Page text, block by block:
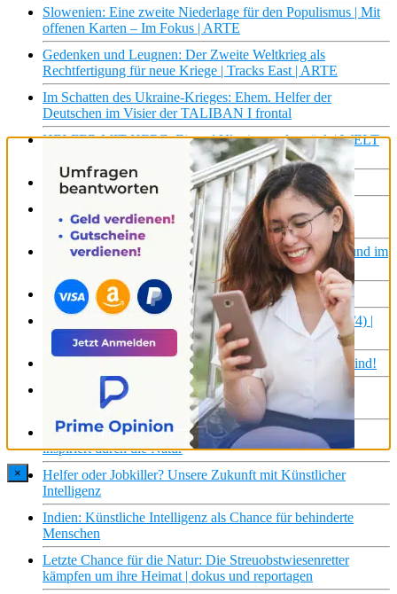
Slowenien: Eine zweite Niederlage für den Populismus | Mit
offenen Karten – Im Fokus | ARTE
Gedenken und Leugnen: Der Zweite Weltkrieg als
Rechtfertigung für neue Kriege | Tracks East | ARTE
Im Schatten des Ukraine-Krieges: Ehem. Helfer der
Deutschen im Visier der TALIBAN I frontal
HELFER MIT HERZ: Einmal Ukraine und zurück | WELT
Hitlers Helfer vor Gericht | ZDF-History
Sommer-Hotspot Badesee – Helfer an heißen Tagen |
Werktags Helden | SWR Doku
Monkey Helpers: Affe als Helfer & ziemlich bester Freund im
Alltag | Galileo | ProSieben
Zurück ins Leben – mein Hund als Helfer | SWR Doku
Die Kinder von Lügde: Kein Freund und Helfer (Teil 3/4) |
ZDFinfo Doku
Mr. Blindlife hat uns gezeigt, was seine kleinen Helfer sind!
Autonome Waffen oder nützliche Helfer – was dürfen
Roboter? | Der Livetalk | ARTE Saloon
Bionische Helfer: Die Zukunft der Robotertechnologie
inspiriert durch die Natur
Helfer oder Jobkiller? Unsere Zukunft mit Künstlicher
Intelligenz
Indien: Künstliche Intelligenz als Chance für behinderte
Menschen
Letzte Chance für die Natur: Die Streuobstwiesenretter
kämpfen um ihre Heimat | dokus und reportagen
×